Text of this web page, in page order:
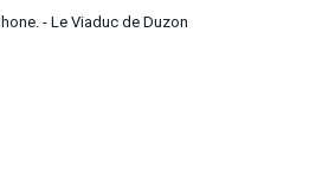
- Le Viaduc de Duzon